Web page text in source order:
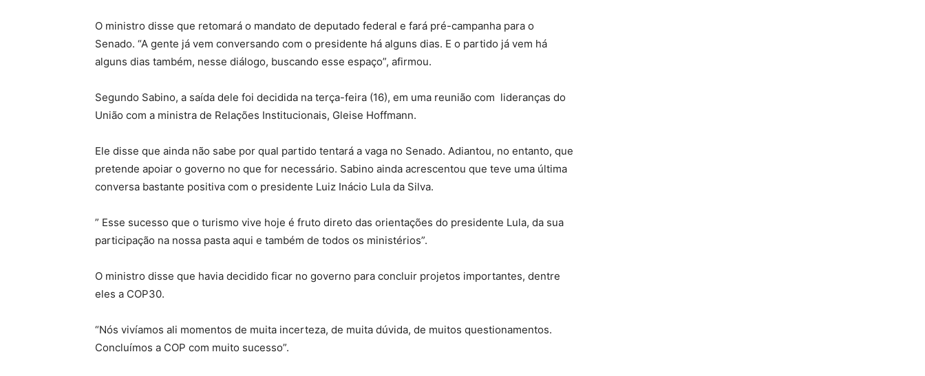
O ministro disse que retomará o mandato de deputado federal e fará pré-campanha para o
Senado. “A gente já vem conversando com o presidente há alguns dias. E o partido já vem há
alguns dias também, nesse diálogo, buscando esse espaço”, afirmou.
Segundo Sabino, a saída dele foi decidida na terça-feira (16), em uma reunião com lideranças do
União com a ministra de Relações Institucionais, Gleise Hoffmann.
Ele disse que ainda não sabe por qual partido tentará a vaga no Senado. Adiantou, no entanto, que
pretende apoiar o governo no que for necessário. Sabino ainda acrescentou que teve uma última
conversa bastante positiva com o presidente Luiz Inácio Lula da Silva.
” Esse sucesso que o turismo vive hoje é fruto direto das orientações do presidente Lula, da sua
participação na nossa pasta aqui e também de todos os ministérios”.
O ministro disse que havia decidido ficar no governo para concluir projetos importantes, dentre
eles a COP30.
“Nós vivíamos ali momentos de muita incerteza, de muita dúvida, de muitos questionamentos.
Concluímos a COP com muito sucesso”.